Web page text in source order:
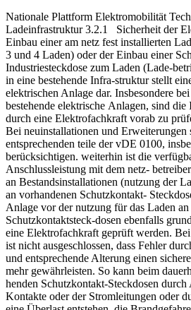
Nationale Plattform Elektromobilität
Ladeinfrastruktur 3.2.1 Sicherheit der
Einbau einer am netz fest installierten
3 und 4 Laden) oder der Einbau einer
Industriesteckdose zum Laden (Lade-
in eine bestehende Infra-struktur stellt
elektrischen Anlage dar. Insbesondere
bestehende elektrische Anlagen, sind die
durch eine Elektrofachkraft vorab zu
Bei neuinstallationen und Erweiterungen
entsprechenden teile der vDE 0100,
berücksichtigen. weiterhin ist die
Anschlussleistung mit dem netz-
an Bestandsinstallationen (nutzung der
an vorhandenen Schutzkontakt-
Anlage vor der nutzung für das Laden
Schutzkontaktsteck-dosen ebenfalls
eine Elektrofachkraft geprüft werden.
ist nicht ausgeschlossen, dass Fehler
und entsprechende Alterung einen
mehr gewährleisten. So kann beim
henden Schutzkontakt-Steckdosen durch
Kontakte oder der Stromleitungen oder